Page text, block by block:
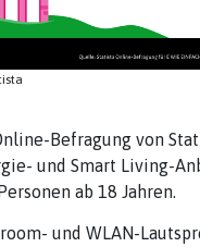
Befragung von
und Smart Living-
ab 18 Jahren.
und WLAN-